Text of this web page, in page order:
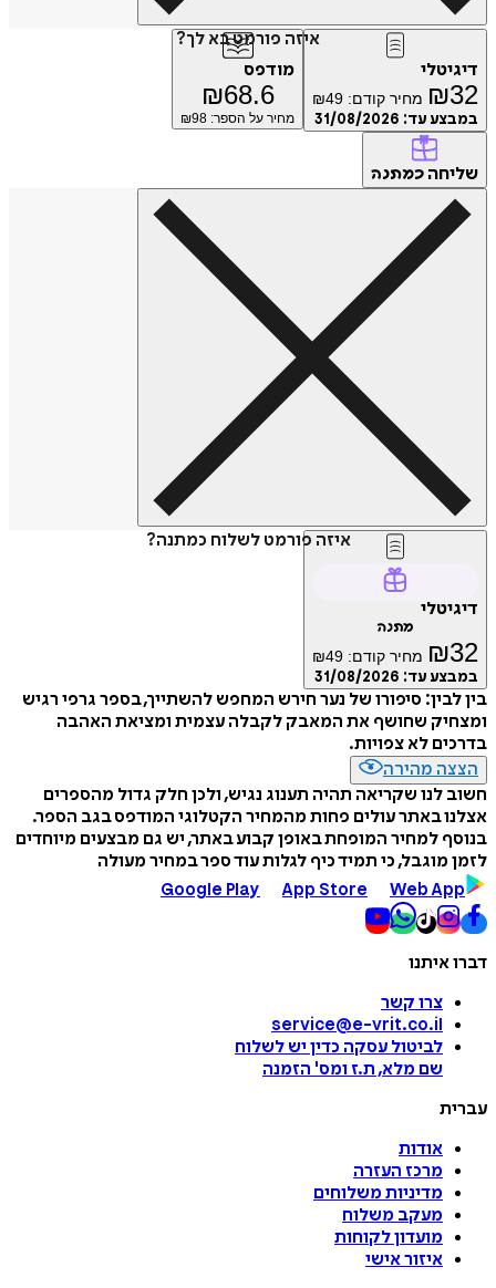
איזה פורמט בא לך?
דיגיטלי
₪32 מחיר קודם: ₪49
במבצע עד: 31/08/2026
מודפס
₪68.6
מחיר על הספר: ₪ 98
שליחה כמתנה
איזה פורמט לשלוח כמתנה?
דיגיטלי
מתנה
₪32 מחיר קודם: ₪49
במבצע עד: 31/08/2026
בין לבין: סיפורו של נער חירש המחפש להשתייך, בספר גרפי רגיש
ומצחיק שחושף את המאבק לקבלה עצמית ומציאת האהבה
בדרכים לא צפויות.
הצצה מהירה
חשוב לנו שקריאה תהיה תענוג נגיש, ולכן חלק גדול מהספרים
אצלנו באתר עולים פחות מהמחיר הקטלוגי המודפס בגב הספר.
בנוסף למחיר המופחת באופן קבוע באתר, יש גם מבצעים מיוחדים
לזמן מוגבל, כי תמיד כיף לגלות עוד ספר במחיר מעולה
Google Play
App Store Web App
דברו איתנו
צרו קשר
service@e-vrit.co.il
לביטול עסקה כדין יש לשלוח
שם מלא, ת.ז ומס' הזמנה
עברית
אודות
מרכז העזרה
מדיניות משלוחים
מעקב משלוח
מועדון לקוחות
איזור אישי